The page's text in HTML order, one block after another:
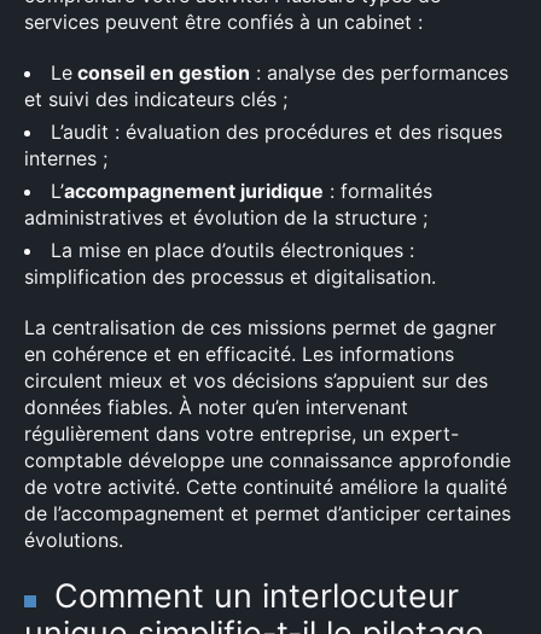
services peuvent être confiés à un cabinet :
Le conseil en gestion : analyse des performances
et suivi des indicateurs clés ;
L’audit : évaluation des procédures et des risques
internes ;
L’accompagnement juridique : formalités
administratives et évolution de la structure ;
La mise en place d’outils électroniques :
simplification des processus et digitalisation.
La centralisation de ces missions permet de gagner
en cohérence et en efficacité. Les informations
circulent mieux et vos décisions s’appuient sur des
données fiables. À noter qu’en intervenant
régulièrement dans votre entreprise, un expert-
comptable développe une connaissance approfondie
de votre activité. Cette continuité améliore la qualité
de l’accompagnement et permet d’anticiper certaines
évolutions.
Comment un interlocuteur